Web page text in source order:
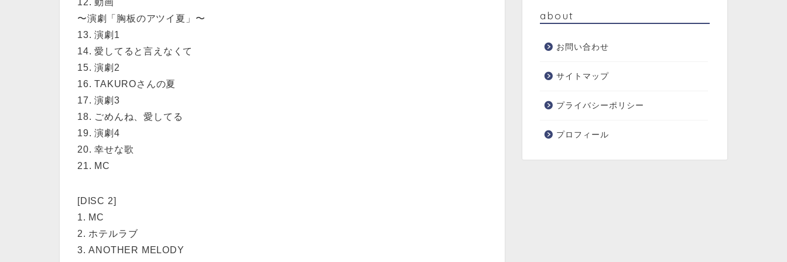
12. 動画
〜演劇「胸板のアツイ夏」〜
13. 演劇1
14. 愛してると言えなくて
15. 演劇2
16. TAKUROさんの夏
17. 演劇3
18. ごめんね、愛してる
19. 演劇4
20. 幸せな歌
21. MC
[DISC 2]
1. MC
2. ホテルラブ
3. ANOTHER MELODY
about
お問い合わせ
サイトマップ
プライバシーポリシー
プロフィール